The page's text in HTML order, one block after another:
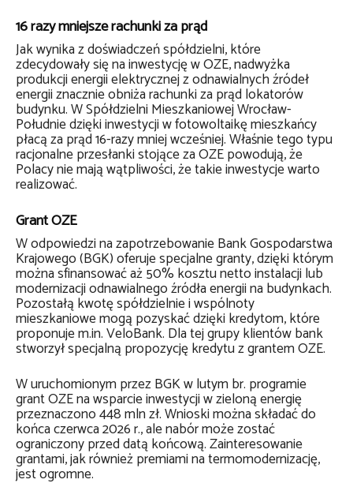
16 razy mniejsze rachunki za prąd
Jak wynika z doświadczeń spółdzielni, które
zdecydowały się na inwestycję w OZE, nadwyżka
produkcji energii elektrycznej z odnawialnych źródeł
energii znacznie obniża rachunki za prąd lokatorów
budynku. W Spółdzielni Mieszkaniowej Wrocław-
Południe dzięki inwestycji w fotowoltaikę mieszkańcy
płacą za prąd 16-razy mniej wcześniej. Właśnie tego typu
racjonalne przesłanki stojące za OZE powodują, że
Polacy nie mają wątpliwości, że takie inwestycje warto
realizować.
Grant OZE
W odpowiedzi na zapotrzebowanie Bank Gospodarstwa
Krajowego (BGK) oferuje specjalne granty, dzięki którym
można sfinansować aż 50% kosztu netto instalacji lub
modernizacji odnawialnego źródła energii na budynkach.
Pozostałą kwotę spółdzielnie i wspólnoty
mieszkaniowe mogą pozyskać dzięki kredytom, które
proponuje m.in. VeloBank. Dla tej grupy klientów bank
stworzył specjalną propozycję kredytu z grantem OZE.
W uruchomionym przez BGK w lutym br. programie
grant OZE na wsparcie inwestycji w zieloną energię
przeznaczono 448 mln zł. Wnioski można składać do
końca czerwca 2026 r., ale nabór może zostać
ograniczony przed datą końcową. Zainteresowanie
grantami, jak również premiami na termomodernizację,
jest ogromne.